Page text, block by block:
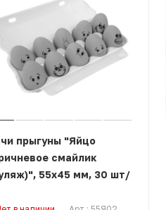
прыгуны "Яйцо
смайлик
55х45 мм, 30 шт/